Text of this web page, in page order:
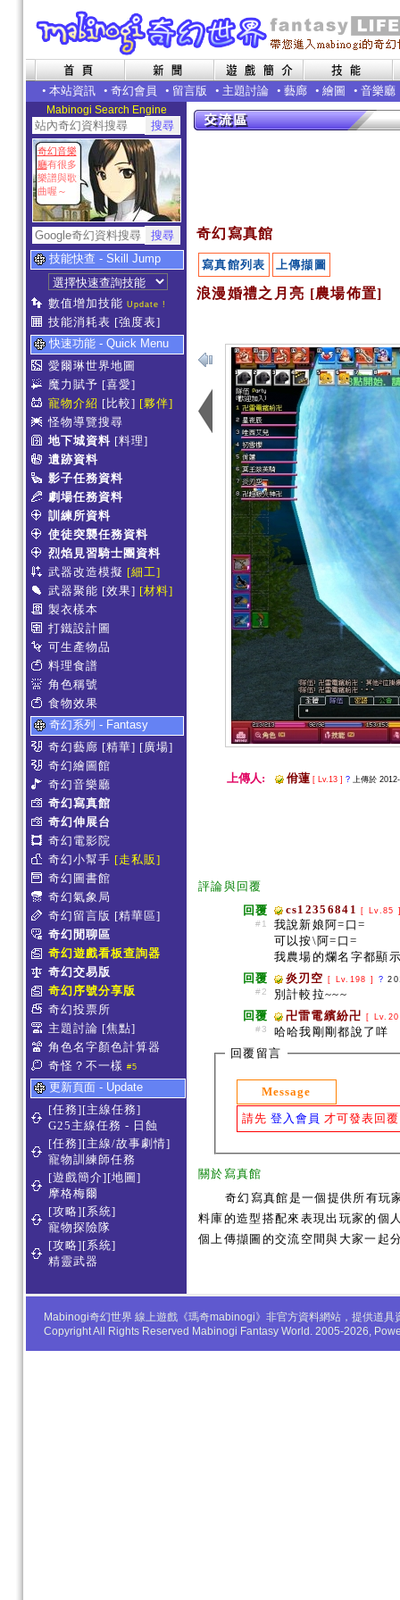
• 本站資訊 • 奇幻會員 • 留言版 • 主題討論 • 藝廊 • 繪圖 • 音樂廳
Mabinogi Search Engine
奇幻音樂
廳有很多
樂譜與歌
曲喔～
技能快查 - Skill Jump
數值增加技能 Update !
技能消耗表 [強度表]
快速功能 - Quick Menu
愛爾琳世界地圖
魔力賦予 [喜愛]
寵物介紹 [比較] [夥伴]
怪物導覽搜尋
地下城資料 [料理]
遺跡資料
影子任務資料
劇場任務資料
訓練所資料
使徒突襲任務資料
烈焰見習騎士團資料
武器改造模擬 [細工]
武器聚能 [效果] [材料]
製衣樣本
打鐵設計圖
可生產物品
料理食譜
角色稱號
食物效果
奇幻系列 - Fantasy
奇幻藝廊 [精華] [廣場]
奇幻繪圖館
奇幻音樂廳
奇幻寫真館
奇幻伸展台
奇幻電影院
奇幻小幫手 [走私販]
奇幻圖書館
奇幻氣象局
奇幻留言版 [精華區]
奇幻閒聊區
奇幻遊戲看板查詢器
奇幻交易版
奇幻序號分享版
奇幻投票所
主題討論 [焦點]
角色名字顏色計算器
奇怪？不一樣 #5
更新頁面 - Update
[任務][主線任務]
G25主線任務 - 日蝕
[任務][主線/故事劇情]
寵物訓練師任務
[遊戲簡介][地圖]
摩格梅爾
[攻略][系統]
寵物探險隊
[攻略][系統]
精靈武器
奇幻寫真館
寫真館列表 上傳擷圖
浪漫婚禮之月亮 [農場佈置]
上傳人: 佾蓮 [ Lv.13 ] ? 上傳於
評論與回覆
回覆
#1
cs12356841 [ Lv.85
我說新娘阿=口=
可以按\阿=口=
我農場的爛名字都顯
回覆
#2
炎刃空 [ Lv.198 ] ?
別計較拉~~~
回覆
#3
卍雷電繽紛卍 [
哈哈我剛剛都說了咩
回覆留言
Message
請先 登入會員 才可發表回
關於寫真館
奇幻寫真館是一個提供所有玩
料庫的造型搭配來表現出玩家的個
個上傳擷圖的交流空間與大家一起
Mabinogi奇幻世界 線上遊戲《瑪奇mabinogi》非官方資料網站，提供道
Copyright All Rights Reserved Mabinogi Fantasy World. 2005-2026,